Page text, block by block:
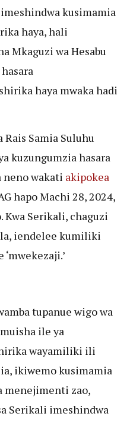
kusimamia
haya, hali
Mkaguzi wa Hesabu
hasara
haya mwaka hadi
Samia Suluhu
kuzungumzia hasara
neno wakati akipokea
hapo Machi 28, 2024,
Serikali, chaguzi
iendelee kumiliki
tupanue wigo wa
ile ya
wayamiliki ili
ikiwemo kusimamia
menejimenti zao,
Serikali imeshindwa